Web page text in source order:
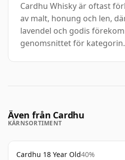
Cardhu Whisky är oftast
av malt, honung och len,
lavendel och godis
genomsnittet för kategorin.
Även från Cardhu
KÄRNSORTIMENT
Cardhu 18 Year Old40%